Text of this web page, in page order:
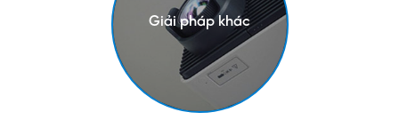
Giải pháp khác